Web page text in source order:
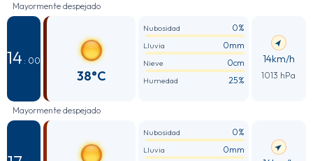
Mayormente despejado
14 : 00
38°C
Nubosidad 0%
Lluvia 0mm
Nieve 0cm
Humedad 25%
14km/h
1013 hPa
Mayormente despejado
Nubosidad 0%
Lluvia 0mm